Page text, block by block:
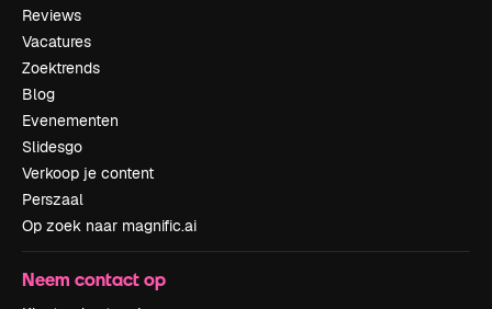
Reviews
Vacatures
Zoektrends
Blog
Evenementen
Slidesgo
Verkoop je content
Perszaal
Op zoek naar magnific.ai
Neem contact op